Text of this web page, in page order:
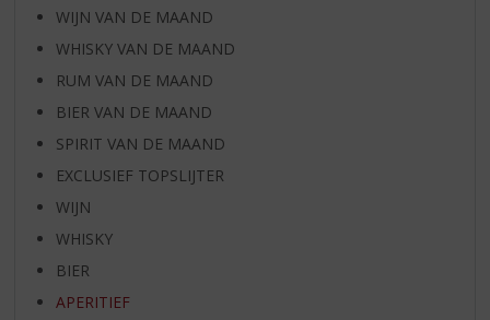
WIJN VAN DE MAAND
WHISKY VAN DE MAAND
RUM VAN DE MAAND
BIER VAN DE MAAND
SPIRIT VAN DE MAAND
EXCLUSIEF TOPSLIJTER
WIJN
WHISKY
BIER
APERITIEF